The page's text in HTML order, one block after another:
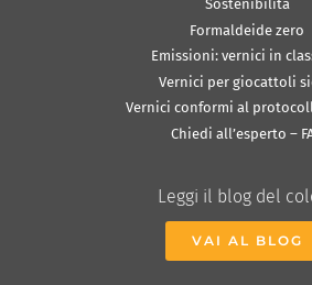
Sostenibilità
Formaldeide zero
Emissioni: vernici in
Vernici per giocattoli
Vernici conformi al
Chiedi all’esperto –
Leggi il blog del
VAI AL BLOG